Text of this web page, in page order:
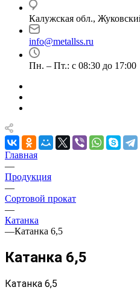
Калужская обл.,
info@metallss.ru
Пн. – Пт.: с 08:30 до 17:00
Главная
—
Продукция
—
Сортовой прокат
—
Катанка
—Катанка 6,5
Катанка 6,5
Катанка 6,5